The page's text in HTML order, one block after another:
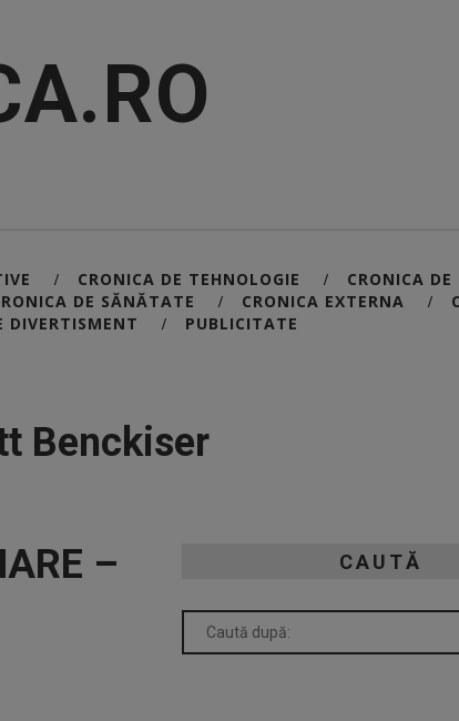
/ CRONICA DE TEHNOLOGIE / CRONICA DE
DE SĂNĂTATE / CRONICA EXTERNA /
DIVERTISMENT / PUBLICITATE
Benckiser
–
CAUTĂ